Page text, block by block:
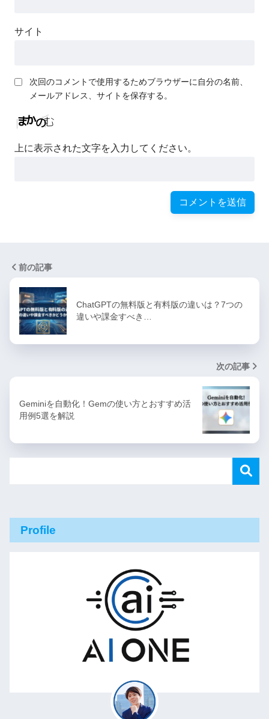
サイト
次回のコメントで使用するためブラウザーに自分の名前、
メールアドレス、サイトを保存する。
上に表示された文字を入力してください。
前の記事
ChatGPTの無料版と有料版の違いは？7つの
違いや課金すべき…
次の記事
Geminiを自動化！Gemの使い方とおすすめ活
用例5選を解説
Profile